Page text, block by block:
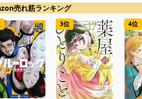
売れ筋ランキング
3位 4位